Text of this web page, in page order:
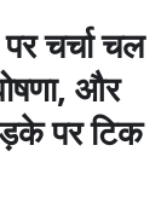
चर्चा चल
और
पर टिक